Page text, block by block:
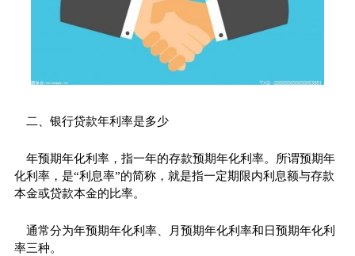
二、银行贷款年利率是多少
年预期年化利率，指一年的存款预期年化利率。所谓预期年
化利率，是“利息率”的简称，就是指一定期限内利息额与存款
本金或贷款本金的比率。
通常分为年预期年化利率、月预期年化利率和日预期年化利
率三种。